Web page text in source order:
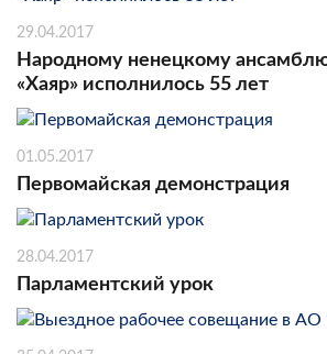
29.04.2017
Народному ненецкому
«Хаяр» исполнилось 55 лет
01.05.2017
Первомайская демонстрация
28.04.2017
Парламентский урок